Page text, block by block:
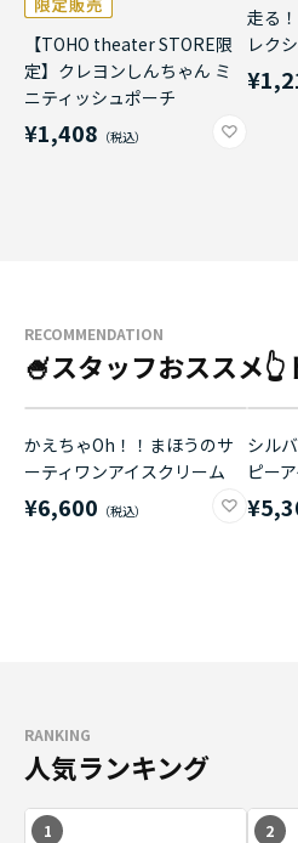
【TOHO theater STORE限
定】クレヨンしんちゃん ミ
ニティッシュポーチ
¥1,408
走る
レク
RECOMMENDATION
🍧スタッフおススメ
かえちゃOh！！まほうのサ
ーティワンアイスクリーム
¥6,600
シル
ピー
RANKING
人気ランキング
1 2